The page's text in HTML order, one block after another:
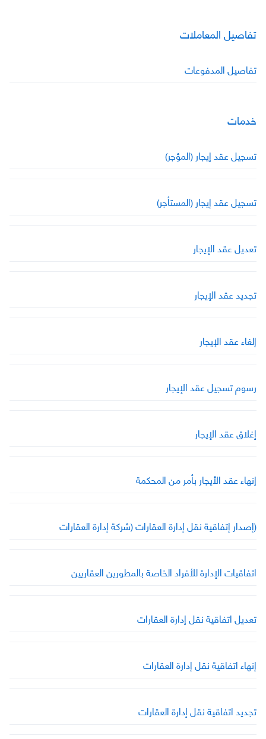
تفاصيل المعاملات
تفاصيل المدفوعات
خدمات
تسجيل عقد إيجار (المؤجر)
تسجيل عقد إيجار (المستأجر)
تعديل عقد الإيجار
تجديد عقد الإيجار
إلغاء عقد الإيجار
رسوم تسجيل عقد الإيجار
إغلاق عقد الإيجار
إنهاء عقد الأيجار بأمر من المحكمة
(إصدار إتفاقية نقل إدارة العقارات (شركة إدارة العقارات
اتفاقيات الإدارة للأفراد الخاصة بالمطورين العقاريين
تعديل اتفاقية نقل إدارة العقارات
إنهاء اتفاقية نقل إدارة العقارات
تجديد اتفاقية نقل إدارة العقارات